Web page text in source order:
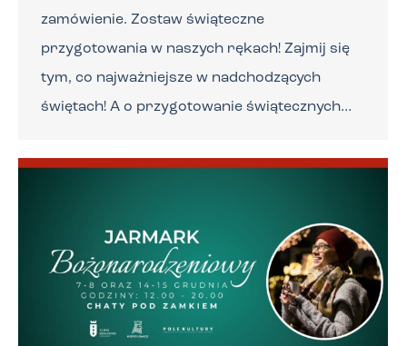
zamówienie. Zostaw świąteczne
przygotowania w naszych rękach! Zajmij się
tym, co najważniejsze w nadchodzących
świętach! A o przygotowanie świątecznych…